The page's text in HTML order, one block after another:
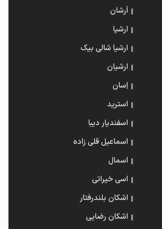
اَرشان
ارشیا
ارشیا شالی بیک
ارشیان
اِسان
استرید
اسفندیار دیبا
اسماعیل قلی زاده
اسمال
اسی خیراتی
اشکان بلندرفتار
اشکان رضایی